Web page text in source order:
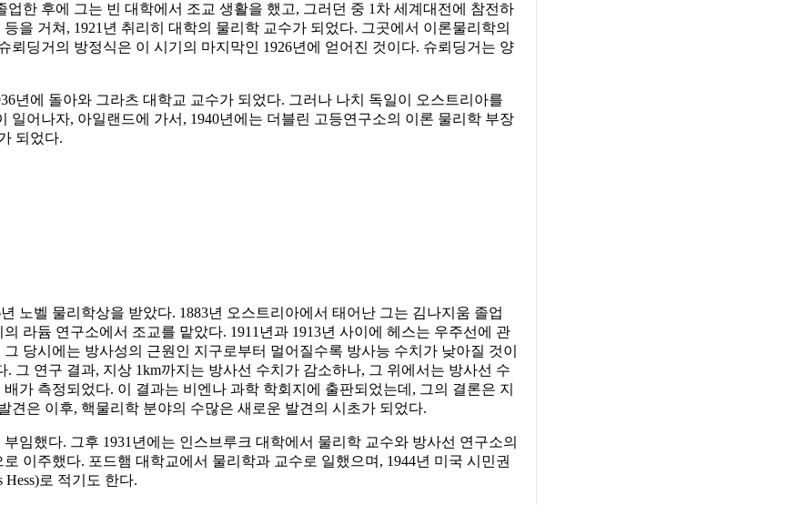
한 후에 그는 빈 대학에서 조교 생활을 했고, 그러던 중 1차 세계대전에 참전하
을 거쳐, 1921년 취리히 대학의 물리학 교수가 되었다. 그곳에서 이론물리학의
딩거의 방정식은 이 시기의 마지막인 1926년에 얻어진 것이다. 슈뢰딩거는 양
년에 돌아와 그라츠 대학교 교수가 되었다. 그러나 나치 독일이 오스트리아를
일어나자, 아일랜드에 가서, 1940년에는 더블린 고등연구소의 이론 물리학 부장
되었다.
노벨 물리학상을 받았다. 1883년 오스트리아에서 태어난 그는 김나지움 졸업
라듐 연구소에서 조교를 맡았다. 1911년과 1913년 사이에 헤스는 우주선에 관
당시에는 방사성의 근원인 지구로부터 멀어질수록 방사능 수치가 낮아질 것이
그 연구 결과, 지상 1km까지는 방사선 수치가 감소하나, 그 위에서는 방사선 수
가 측정되었다. 이 결과는 비엔나 과학 학회지에 출판되었는데, 그의 결론은 지
은 이후, 핵물리학 분야의 수많은 새로운 발견의 시초가 되었다.
임했다. 그후 1931년에는 인스브루크 대학에서 물리학 교수와 방사선 연구소의
이주했다. 포드햄 대학교에서 물리학과 교수로 일했으며, 1944년 미국 시민권
로 적기도 한다.